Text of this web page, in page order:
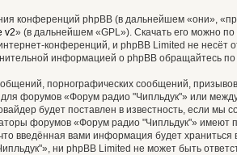
конференций phpBB (в дальнейшем «они»,
v2» (в дальнейшем «GPL»). Скачать его можно по
конференций, и phpBB Limited не несёт
информацией о phpBB обращайтесь по
порнографических сообщений,
форумов «Форум радио "Чипльдук"» или
будет поставлен в известность, если мы
форумов «Форум радио "Чипльдук"» имеют
введённая вами информация будет
ни phpBB Limited не может быть